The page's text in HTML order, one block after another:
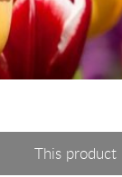
This product